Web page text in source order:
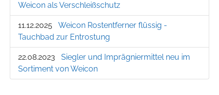
Weicon als Verschleißschutz
11.12.2025
Weicon Rostentferner flüssig -
Tauchbad zur Entrostung
22.08.2023
Siegler und Imprägniermittel neu im
Sortiment von Weicon